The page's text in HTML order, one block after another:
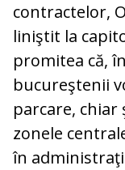
contractelor,
liniştit la
promitea că,
bucureştenii
parcare, chiar
zonele
în